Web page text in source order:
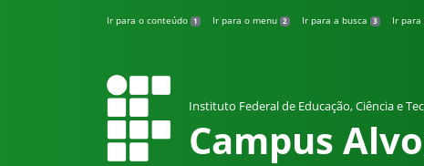
Ir para o conteúdo 1 Ir para o menu 2 Ir para a busca 3 Ir para
Instituto Federal de Educação, Ciência e
Campus